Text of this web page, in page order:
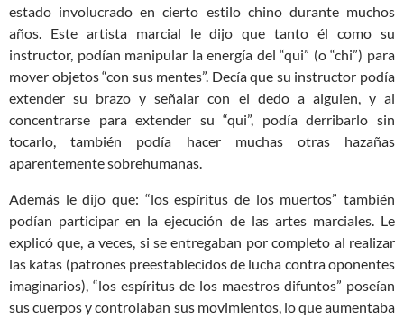
estado involucrado en cierto estilo chino durante muchos
años. Este artista marcial le dijo que tanto él como su
instructor, podían manipular la energía del “qui” (o “chi”) para
mover objetos “con sus mentes”. Decía que su instructor podía
extender su brazo y señalar con el dedo a alguien, y al
concentrarse para extender su “qui”, podía derribarlo sin
tocarlo, también podía hacer muchas otras hazañas
aparentemente sobrehumanas.
Además le dijo que: “los espíritus de los muertos” también
podían participar en la ejecución de las artes marciales. Le
explicó que, a veces, si se entregaban por completo al realizar
las katas (patrones preestablecidos de lucha contra oponentes
imaginarios), “los espíritus de los maestros difuntos” poseían
sus cuerpos y controlaban sus movimientos, lo que aumentaba